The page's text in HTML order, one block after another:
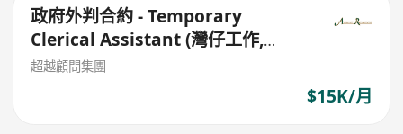
政府外判合約 - Temporary
Clerical Assistant (灣仔工作,
HK$15180)
超越顧問集團
$15K/月